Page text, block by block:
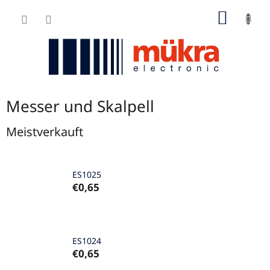
Inhalt
Messer und Skalpell
Meistverkauft
ES1025
€0,65
ES1024
€0,65